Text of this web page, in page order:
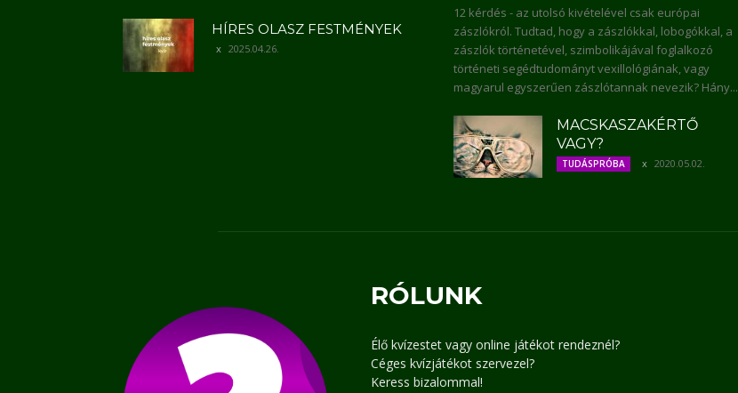
HÍRES OLASZ FESTMÉNYEK
2025.04.26.
12 kérdés - az utolsó kivételével csak európai
zászlókról. Tudtad, hogy a zászlókkal, lobogókkal, a
zászlók történetével, szimbolikájával foglalkozó
történeti segédtudományt vexillológiának, vagy
magyarul egyszerűen zászlótannak nevezik? Hány...
MACSKASZAKÉRTŐ
VAGY?
TUDÁSPRÓBA 2020.05.02.
RÓLUNK
Élő kvízestet vagy online játékot rendeznél?
Céges kvízjátékot szervezel?
Keress bizalommal!